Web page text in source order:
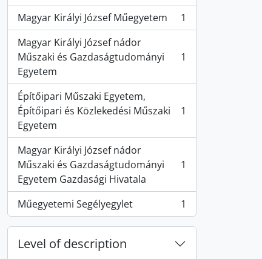
Magyar Királyi József Műegyetem
, 1 results
1
Magyar Királyi József nádor
Műszaki és Gazdaságtudományi
Egyetem
, 1 results 1
Építőipari Műszaki Egyetem,
Építőipari és Közlekedési Műszaki
Egyetem
, 1 results 1
Magyar Királyi József nádor
Műszaki és Gazdaságtudományi
Egyetem Gazdasági Hivatala
, 1 results 1
Műegyetemi Segélyegylet
, 1 results 1
Level of description